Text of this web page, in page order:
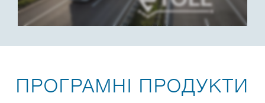
ПРОГРАМНІ ПРОДУКТИ